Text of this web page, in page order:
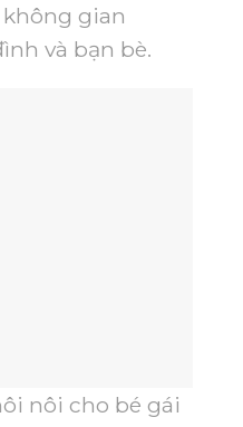
gian
và bạn bè.
nôi cho bé gái